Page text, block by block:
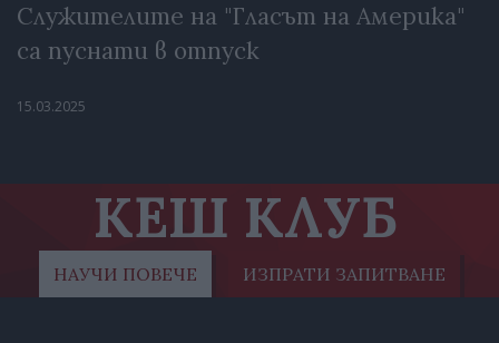
Служителите на "Гласът на Америка"
са пуснати в отпуск
15.03.2025
КЕШ КЛУБ
НАУЧИ ПОВЕЧЕ ИЗПРАТИ ЗАПИТВАНЕ